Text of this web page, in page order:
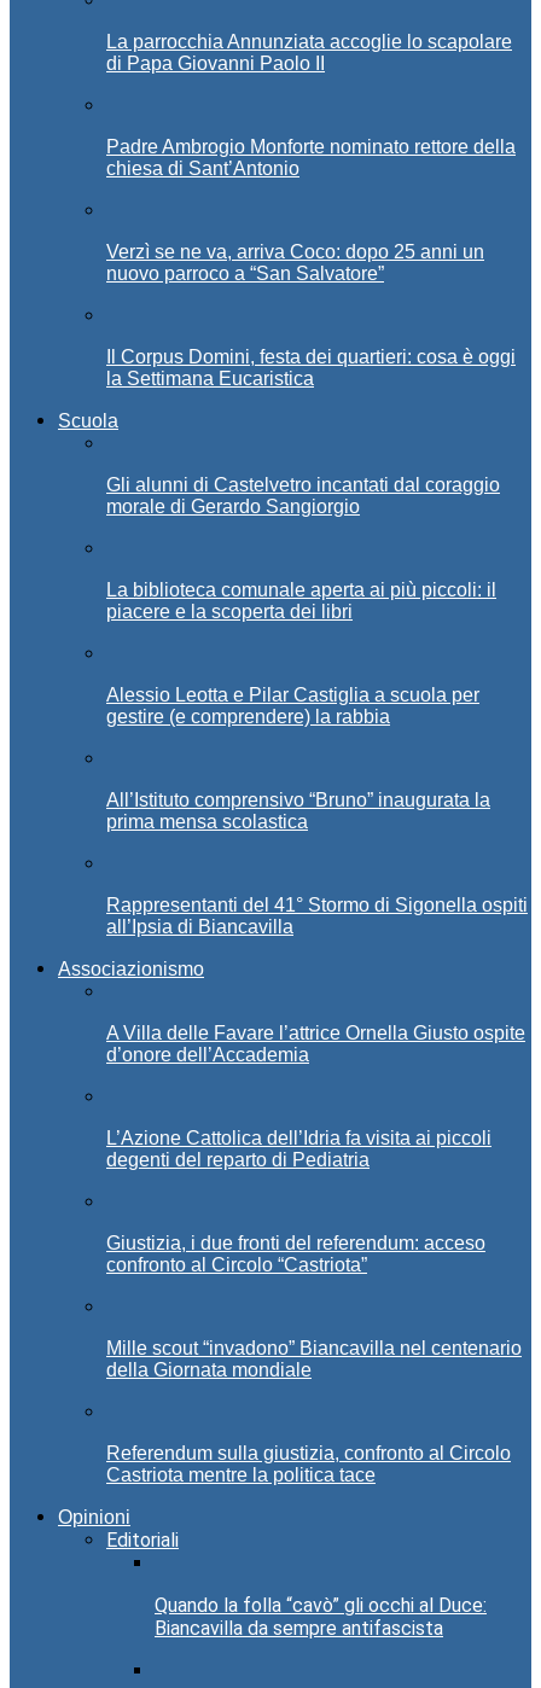
La parrocchia Annunziata accoglie lo scapolare
di Papa Giovanni Paolo II
Padre Ambrogio Monforte nominato rettore della
chiesa di Sant’Antonio
Verzì se ne va, arriva Coco: dopo 25 anni un
nuovo parroco a “San Salvatore”
Il Corpus Domini, festa dei quartieri: cosa è oggi
la Settimana Eucaristica
Scuola
Gli alunni di Castelvetro incantati dal coraggio
morale di Gerardo Sangiorgio
La biblioteca comunale aperta ai più piccoli: il
piacere e la scoperta dei libri
Alessio Leotta e Pilar Castiglia a scuola per
gestire (e comprendere) la rabbia
All’Istituto comprensivo “Bruno” inaugurata la
prima mensa scolastica
Rappresentanti del 41° Stormo di Sigonella ospiti
all’Ipsia di Biancavilla
Associazionismo
A Villa delle Favare l’attrice Ornella Giusto ospite
d’onore dell’Accademia
L’Azione Cattolica dell’Idria fa visita ai piccoli
degenti del reparto di Pediatria
Giustizia, i due fronti del referendum: acceso
confronto al Circolo “Castriota”
Mille scout “invadono” Biancavilla nel centenario
della Giornata mondiale
Referendum sulla giustizia, confronto al Circolo
Castriota mentre la politica tace
Opinioni
Editoriali
Quando la folla “cavò” gli occhi al Duce:
Biancavilla da sempre antifascista